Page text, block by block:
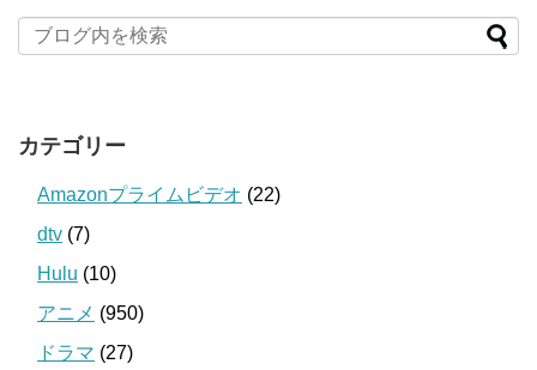
カテゴリー
Amazonプライムビデオ (22)
dtv (7)
Hulu (10)
アニメ (950)
ドラマ (27)